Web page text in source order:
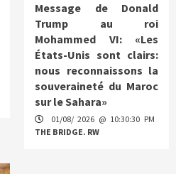
Message de Donald
Trump au roi
Mohammed VI: «Les
États-Unis sont clairs:
nous reconnaissons la
souveraineté du Maroc
sur le Sahara»
01/08/ 2026 @ 10:30:30 PM
THE BRIDGE. RW